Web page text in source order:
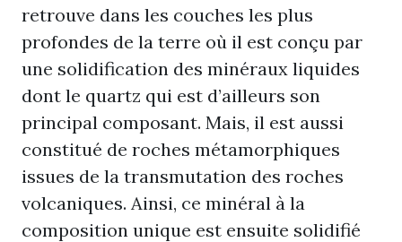
retrouve dans les couches les plus
profondes de la terre où il est conçu par
une solidification des minéraux liquides
dont le quartz qui est d’ailleurs son
principal composant. Mais, il est aussi
constitué de roches métamorphiques
issues de la transmutation des roches
volcaniques. Ainsi, ce minéral à la
composition unique est ensuite solidifié